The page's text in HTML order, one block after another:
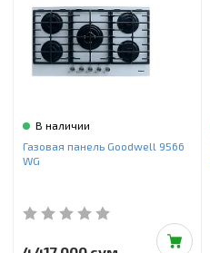
В наличии
Газовая панель Goodwell 9566
WG